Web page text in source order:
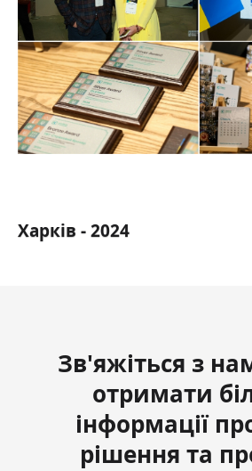
Харків - 2024
Зв'яжіться з
отримати
інформації
рішення та